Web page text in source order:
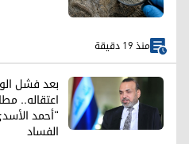
منذ 19 دقيقة
بعد فشل
اعتقاله..
"أحمد
الفساد